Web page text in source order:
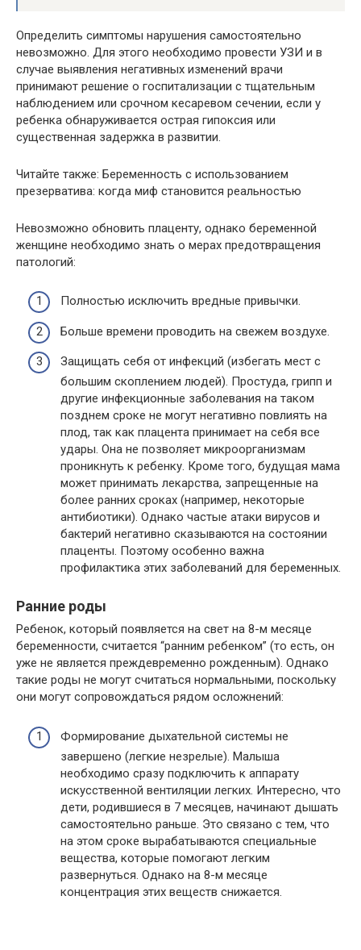
Определить симптомы нарушения самостоятельно
невозможно. Для этого необходимо провести УЗИ и в
случае выявления негативных изменений врачи
принимают решение о госпитализации с тщательным
наблюдением или срочном кесаревом сечении, если у
ребенка обнаруживается острая гипоксия или
существенная задержка в развитии.
Читайте также: Беременность с использованием
презерватива: когда миф становится реальностью
Невозможно обновить плаценту, однако беременной
женщине необходимо знать о мерах предотвращения
патологий:
Полностью исключить вредные привычки.
Больше времени проводить на свежем воздухе.
Защищать себя от инфекций (избегать мест с
большим скоплением людей). Простуда, грипп и
другие инфекционные заболевания на таком
позднем сроке не могут негативно повлиять на
плод, так как плацента принимает на себя все
удары. Она не позволяет микроорганизмам
проникнуть к ребенку. Кроме того, будущая мама
может принимать лекарства, запрещенные на
более ранних сроках (например, некоторые
антибиотики). Однако частые атаки вирусов и
бактерий негативно сказываются на состоянии
плаценты. Поэтому особенно важна
профилактика этих заболеваний для беременных.
Ранние роды
Ребенок, который появляется на свет на 8-м месяце
беременности, считается “ранним ребенком” (то есть, он
уже не является преждевременно рожденным). Однако
такие роды не могут считаться нормальными, поскольку
они могут сопровождаться рядом осложнений:
Формирование дыхательной системы не
завершено (легкие незрелые). Малыша
необходимо сразу подключить к аппарату
искусственной вентиляции легких. Интересно, что
дети, родившиеся в 7 месяцев, начинают дышать
самостоятельно раньше. Это связано с тем, что
на этом сроке вырабатываются специальные
вещества, которые помогают легким
развернуться. Однако на 8-м месяце
концентрация этих веществ снижается.